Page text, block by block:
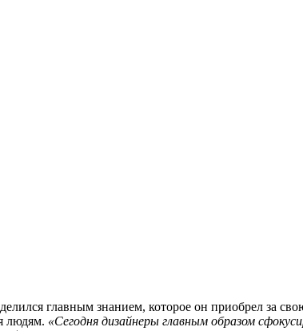
главным знанием, которое он приобрел за
людям. «Сегодня дизайнеры главным образом